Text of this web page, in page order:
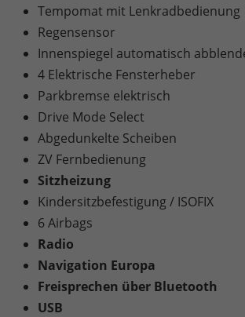
Tempomat mit Lenkradbedienung
Regensensor
Innenspiegel automatisch
4 Elektrische Fensterheber
Parkbremse elektrisch
Drive Mode Select
Abgedunkelte Scheiben
ZV Fernbedienung
Sitzheizung
Kindersitzbefestigung / ISOFIX
6 Airbags
Radio
Navigation Europa
Freisprechen über Bluetooth
USB